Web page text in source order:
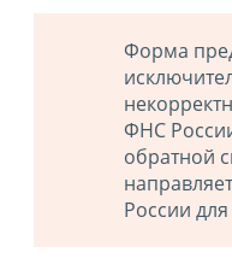
Форма
ФНС
обратной
России